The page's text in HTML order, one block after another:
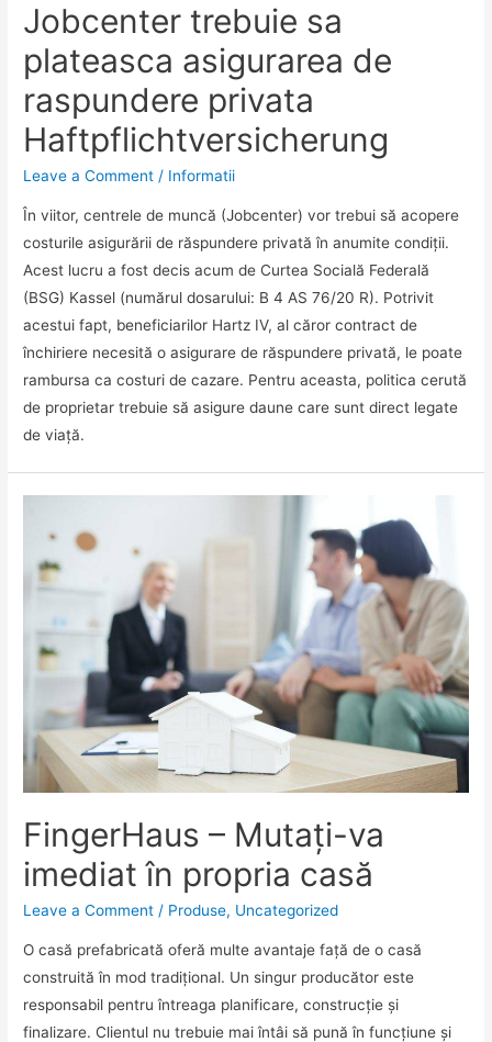
Jobcenter trebuie sa
plateasca asigurarea de
raspundere privata
Haftpflichtversicherung
Leave a Comment / Informatii
În viitor, centrele de muncă (Jobcenter) vor trebui să acopere
costurile asigurării de răspundere privată în anumite condiții.
Acest lucru a fost decis acum de Curtea Socială Federală
(BSG) Kassel (numărul dosarului: B 4 AS 76/20 R). Potrivit
acestui fapt, beneficiarilor Hartz IV, al căror contract de
închiriere necesită o asigurare de răspundere privată, le poate
rambursa ca costuri de cazare. Pentru aceasta, politica cerută
de proprietar trebuie să asigure daune care sunt direct legate
de viață.
FingerHaus – Mutați-va
imediat în propria casă
Leave a Comment / Produse, Uncategorized
O casă prefabricată oferă multe avantaje față de o casă
construită în mod tradițional. Un singur producător este
responsabil pentru întreaga planificare, construcție și
finalizare. Clientul nu trebuie mai întâi să pună în funcțiune și